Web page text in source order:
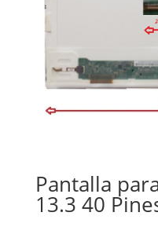
Pantalla
13.3 40